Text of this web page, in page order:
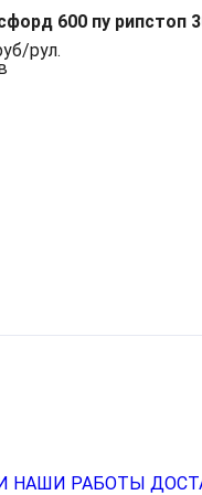
600 пу рипстоп
рул.
НАШИ РАБОТЫ